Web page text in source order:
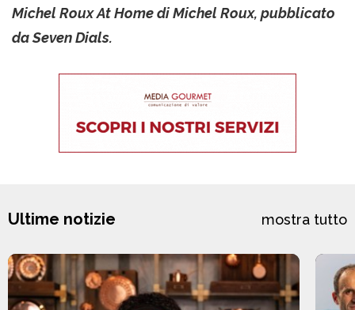
Michel Roux At Home di Michel Roux, pubblicato
da Seven Dials.
Ultime notizie mostra tutto